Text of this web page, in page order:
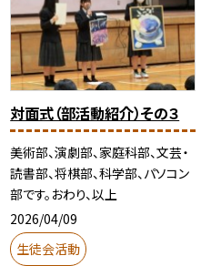
対面式（部活動紹介）その３
美術部、演劇部、家庭科部、文芸・
読書部、将棋部、科学部、パソコン
部です。おわり、以上
2026/04/09
生徒会活動